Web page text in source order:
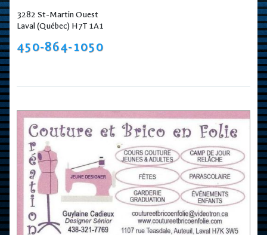
3282 St-Martin Ouest
Laval (Québec) H7T 1A1
450-864-1050